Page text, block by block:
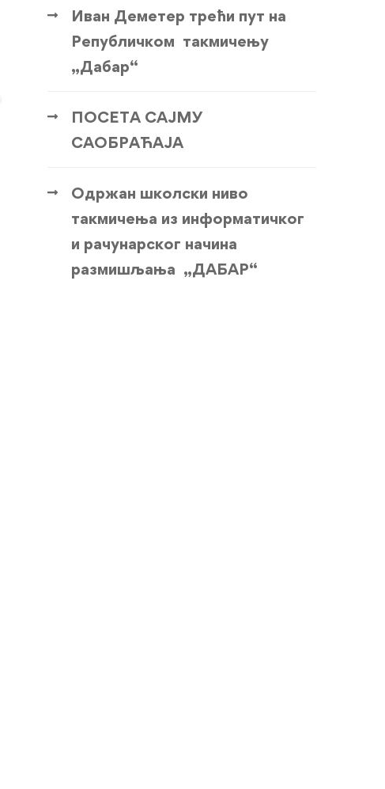
Иван Деметер трећи пут на
Републичком такмичењу
„Дабар“
ПОСЕТА САЈМУ
САОБРАЋАЈА
Одржан школски ниво
такмичења из информатичког
и рачунарског начина
размишљања „ДАБАР“